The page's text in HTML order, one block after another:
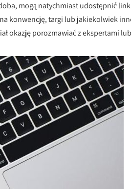
mogą natychmiast udostępnić link
konwencję, targi lub jakiekolwiek
okazję porozmawiać z ekspertami lub